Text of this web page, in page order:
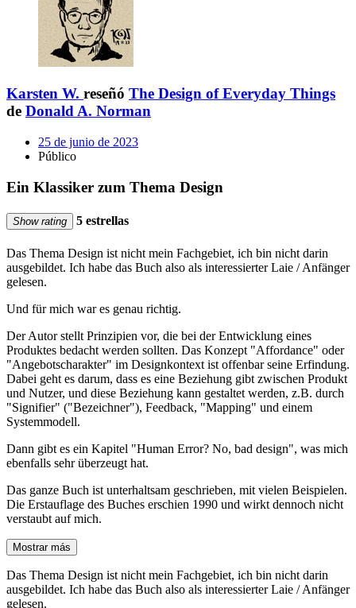
Karsten W. reseñó The Design of Everyday Things
de Donald A. Norman
25 de junio de 2023
Público
Ein Klassiker zum Thema Design
Show rating 5 estrellas
Das Thema Design ist nicht mein Fachgebiet, ich bin nicht darin
ausgebildet. Ich habe das Buch also als interessierter Laie / Anfänger
gelesen.
Und für mich war es genau richtig.
Der Autor stellt Prinzipien vor, die bei der Entwicklung eines
Produktes bedacht werden sollten. Das Konzept "Affordance" oder
"Angebotscharakter" im Designkontext ist offenbar seine Erfindung.
Dabei geht es darum, dass es eine Beziehung gibt zwischen Produkt
und Nutzer, und diese Beziehung kann gestaltet werden, z.B. durch
"Signifier" ("Bezeichner"), Feedback, "Mapping" und einem
Systemmodell.
Dann gibt es ein Kapitel "Human Error? No, bad design", was mich
ebenfalls sehr überzeugt hat.
Das ganze Buch ist unterhaltsam geschrieben, mit vielen Beispielen.
Die Erstauflage des Buches erschien 1990 und wirkt dennoch nicht
verstaubt auf mich.
Mostrar más
Das Thema Design ist nicht mein Fachgebiet, ich bin nicht darin
ausgebildet. Ich habe das Buch also als interessierter Laie / Anfänger
gelesen.